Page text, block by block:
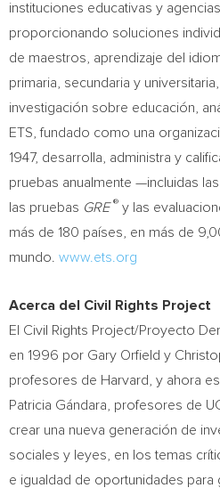
instituciones educativas y
proporcionando soluciones
de maestros, aprendizaje del
primaria, secundaria y
investigación sobre educación,
ETS, fundado como una
1947, desarrolla, administra y
pruebas anualmente —incluidas
las pruebas GRE® y las
más de 180 países, en más de
mundo. www.ets.org
Acerca del Civil Rights Project
El Civil Rights Project/Proyecto
en 1996 por Gary Orfield y
profesores de Harvard
, y ahora
Patricia Gándara, profesores de
crear una nueva generación de
sociales y leyes, en los temas
e igualdad de oportunidades